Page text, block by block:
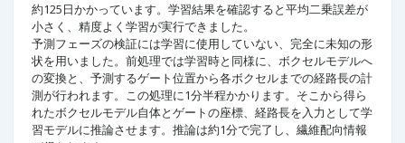
約125日かかっています。学習結果を確認すると平均二乗誤差が
小さく、精度よく学習が実行できました。
予測フェーズの検証には学習に使用していない、完全に未知の形
状を用いました。前処理では学習時と同様に、ボクセルモデルへ
の変換と、予測するゲート位置から各ボクセルまでの経路長の計
測が行われます。この処理に1分半程かかります。そこから得ら
れたボクセルモデル自体とゲートの座標、経路長を入力として学
習モデルに推論させます。推論は約1分で完了し、繊維配向情報